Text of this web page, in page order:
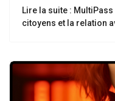
Lire la suite :
citoyens et la relation